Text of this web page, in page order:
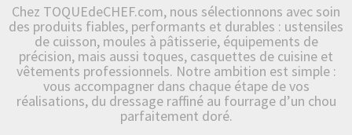
Chez TOQUEdeCHEF.com, nous sélectionnons avec soin
des produits fiables, performants et durables : ustensiles
de cuisson, moules à pâtisserie, équipements de
précision, mais aussi toques, casquettes de cuisine et
vêtements professionnels. Notre ambition est simple :
vous accompagner dans chaque étape de vos
réalisations, du dressage raffiné au fourrage d’un chou
parfaitement doré.